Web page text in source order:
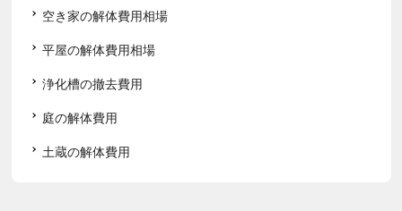
空き家の解体費用相場
平屋の解体費用相場
浄化槽の撤去費用
庭の解体費用
土蔵の解体費用